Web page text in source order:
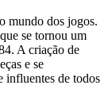
mundo dos jogos.
se tornou um
A criação de
e se
influentes de todos